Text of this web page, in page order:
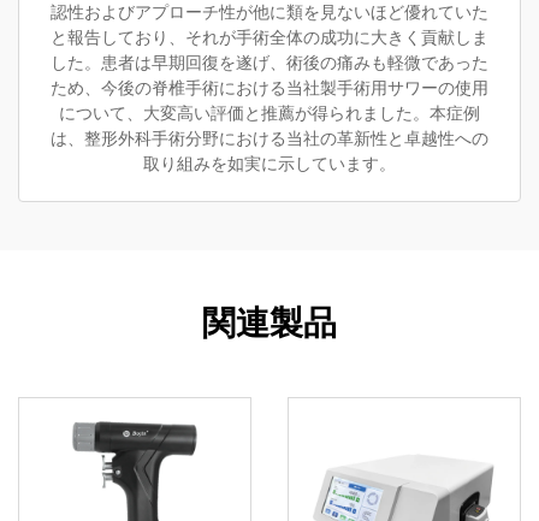
認性およびアプローチ性が他に類を見ないほど優れていた
と報告しており、それが手術全体の成功に大きく貢献しま
した。患者は早期回復を遂げ、術後の痛みも軽微であった
ため、今後の脊椎手術における当社製手術用サワーの使用
について、大変高い評価と推薦が得られました。本症例
は、整形外科手術分野における当社の革新性と卓越性への
取り組みを如実に示しています。
関連製品